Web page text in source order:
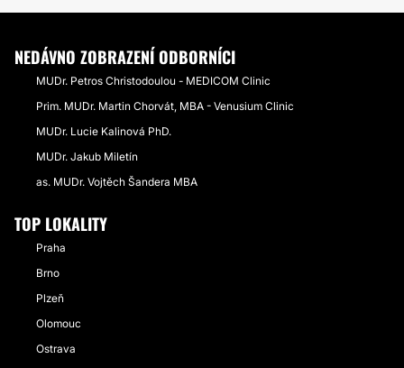
NEDÁVNO ZOBRAZENÍ ODBORNÍCI
MUDr. Petros Christodoulou - MEDICOM Clinic
Prim. MUDr. Martin Chorvát, MBA - Venusium Clinic
MUDr. Lucie Kalinová PhD.
MUDr. Jakub Miletín
as. MUDr. Vojtěch Šandera MBA
TOP LOKALITY
Praha
Brno
Plzeň
Olomouc
Ostrava